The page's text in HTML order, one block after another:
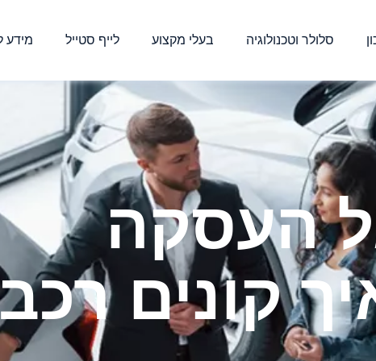
סלולר וטכנולוגיה בעלי מקצוע לייף סטייל מידע
העסקה
קונים